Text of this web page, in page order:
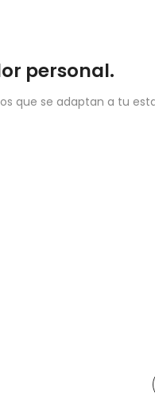
personal.
que se adaptan a tu